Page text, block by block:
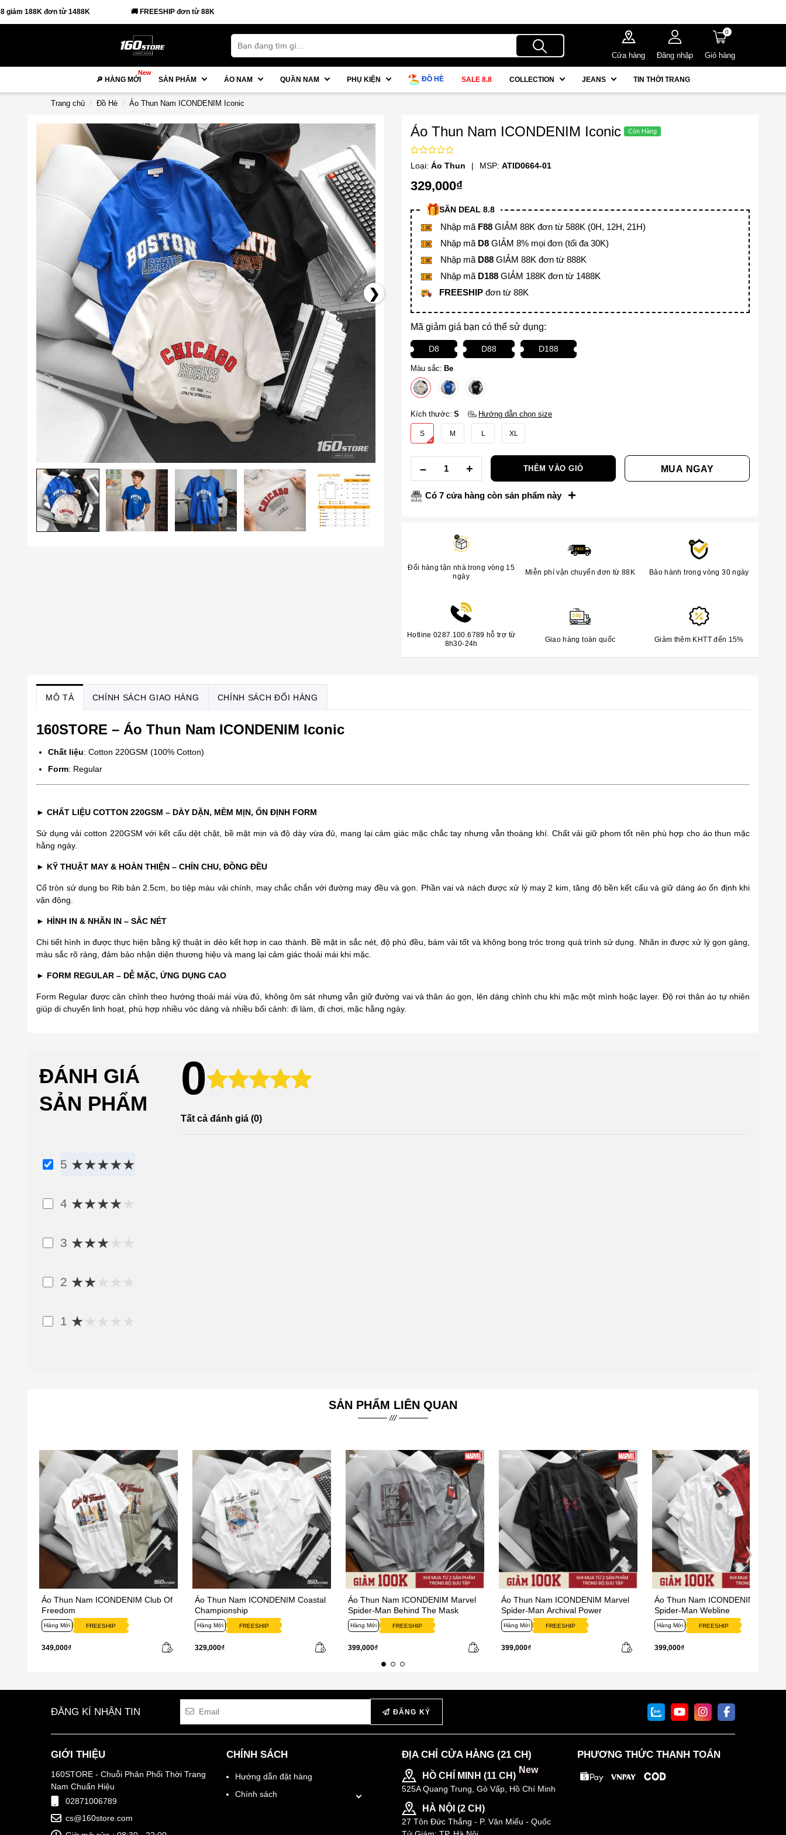
từ 1488K 🚚 FREESHIP đơn từ 88K
Cửa hàng Đăng nhập
0
Giỏ hàng
🔎 HÀNG MỚI
New
SẢN PHẨM ÁO NAM QUẦN NAM PHỤ KIỆN ĐỒ HÈ SALE 8.8 COLLECTION JEANS TIN THỜI TRANG
Trang chủ Đồ Hè Áo Thun Nam ICONDENIM Iconic
Áo Thun Nam ICONDENIM Iconic
Loại: Áo Thun | MSP: ATID0664-01
329,000₫
SĂN DEAL 8.8
Nhập mã F88 GIẢM 88K đơn từ 588K (0H, 12H, 21H)
Nhập mã D8 GIẢM 8% mọi đơn (tối đa 30K)
Nhập mã D88 GIẢM 88K đơn từ 888K
Nhập mã D188 GIẢM 188K đơn từ 1488K
FREESHIP đơn từ 88K
Mã giảm giá bạn có thể sử dụng:
D8 D88 D188
Màu sắc: Be
Kích thước: S Hướng dẫn chọn size
S M L XL
THÊM VÀO GIỎ MUA NGAY
Có 7 cửa hàng còn sản phẩm này +
Đổi hàng tận nhà trong vòng 15
ngày
Miễn phí vận chuyển đơn từ 88K Bảo hành trong vòng 30 ngày
Hotline 0287.100.6789 hỗ trợ từ
8h30-24h
Giao hàng toàn quốc Giảm thêm KHTT đến 15%
MÔ TẢ CHÍNH SÁCH GIAO HÀNG CHÍNH SÁCH ĐỔI HÀNG
160STORE – Áo Thun Nam ICONDENIM Iconic
Chất liệu: Cotton 220GSM (100% Cotton)
Form: Regular
► CHẤT LIỆU COTTON 220GSM – DÀY DẶN, MỀM MỊN, ỔN ĐỊNH FORM
Sử dụng vải cotton 220GSM với kết cấu dệt chặt, bề mặt mịn và độ dày vừa đủ, mang lại cảm giác mặc chắc tay nhưng vẫn thoáng khí. Chất vải giữ phom tốt nên phù hợp cho áo thun mặc
hằng ngày.
► KỸ THUẬT MAY & HOÀN THIỆN – CHỈN CHU, ĐỒNG ĐỀU
Cổ tròn sử dụng bo Rib bản 2.5cm, bo tiệp màu vải chính, may chắc chắn với đường may đều và gọn. Phần vai và nách được xử lý may 2 kim, tăng độ bền kết cấu và giữ dáng áo ổn định khi
vận động.
► HÌNH IN & NHÃN IN – SẮC NÉT
Chi tiết hình in được thực hiện bằng kỹ thuật in dẻo kết hợp in cao thành. Bề mặt in sắc nét, độ phủ đều, bám vải tốt và không bong tróc trong quá trình sử dụng. Nhãn in được xử lý gọn gàng,
màu sắc rõ ràng, đảm bảo nhận diện thương hiệu và mang lại cảm giác thoải mái khi mặc.
► FORM REGULAR – DỄ MẶC, ỨNG DỤNG CAO
Form Regular được cân chỉnh theo hướng thoải mái vừa đủ, không ôm sát nhưng vẫn giữ đường vai và thân áo gọn, lên dáng chỉnh chu khi mặc một mình hoặc layer. Độ rơi thân áo tự nhiên
giúp di chuyển linh hoạt, phù hợp nhiều vóc dáng và nhiều bối cảnh: đi làm, đi chơi, mặc hằng ngày.
ĐÁNH GIÁ
SẢN PHẨM
5 ★★★★★
4 ★★★★
3 ★★★
2 ★★
1 ★
0
Tất cả đánh giá (0)
SẢN PHẨM LIÊN QUAN
Áo Thun Nam ICONDENIM Club Of
Freedom
Hàng Mới FREESHIP
349,000₫
Áo Thun Nam ICONDENIM Coastal
Championship
Hàng Mới FREESHIP
329,000₫
Áo Thun Nam ICONDENIM Marvel
Spider-Man Behind The Mask
Hàng Mới FREESHIP
399,000₫
Áo Thun Nam ICONDENIM Marvel
Spider-Man Archival Power
Hàng Mới FREESHIP
399,000₫
Áo Thun Nam ICONDENIM Marvel
Spider-Man Webline
Hàng Mới FREESHIP
399,000₫
ĐĂNG KÍ NHẬN TIN ĐĂNG KÝ
GIỚI THIỆU
160STORE - Chuỗi Phân Phối Thời Trang
Nam Chuẩn Hiệu
02871006789
cs@160store.com
CHÍNH SÁCH
Hướng dẫn đặt hàng
Chính sách
ĐỊA CHỈ CỬA HÀNG (21 CH)
HỒ CHÍ MINH (11 CH)
New
525A Quang Trung, Gò Vấp, Hồ Chí Minh
HÀ NỘI (2 CH)
27 Tôn Đức Thắng - P. Văn Miếu - Quốc
PHƯƠNG THỨC THANH TOÁN